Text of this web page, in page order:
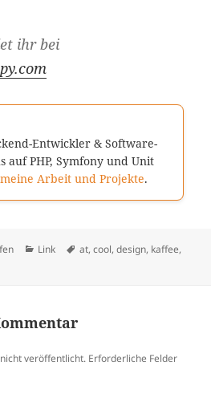
ihr bei
Entwickler & Software-
auf PHP, Symfony und Unit
Arbeit und Projekte.
Kategorien
Link Schlagwörter
at,cool,design, kaffee,
veröffentlicht. Erforderliche Felder